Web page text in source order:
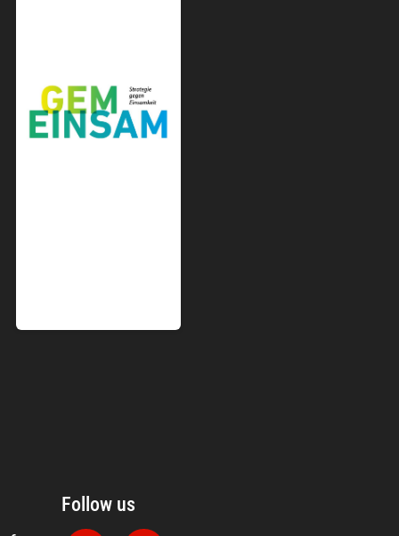
Follow us